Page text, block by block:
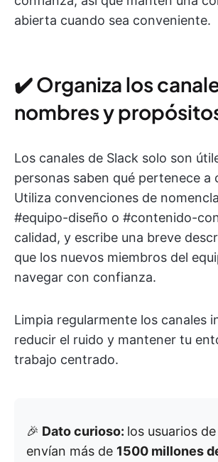
abierta cuando sea conveniente.
✔️ Organiza los
nombres y
Los canales de Slack solo son
personas saben qué pertenece a
Utiliza convenciones de
#equipo-diseño o #contenido-
calidad, y escribe una breve
que los nuevos miembros del
navegar con confianza.
Limpia regularmente los canales
reducir el ruido y mantener tu
trabajo centrado.
🎉 Dato curioso: los usuarios
envían más de 1500 millones